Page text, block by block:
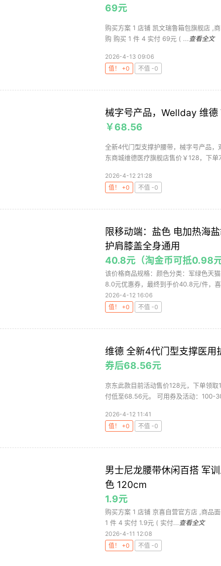
69元
购买方案 1 店铺 凯文瑞鲁箱包旗舰店 ,
购 购买 1 件 4 实付 69元 ( ... 查看全文
2026-4-13 09:06
值！ +0
不值 -0
械字号产品，Wellday 维
￥68.56
全新4代门型支撑护腰带，械字号产品
东商城维德医疗旗舰店售价￥128，下
2026-4-12 21:28
值！ +0
不值 -0
限移动端：盐色 电加热海
护肩膝盖全身通用
40.8元（淘金币可抵0.98
该价格商品规格：颜色分类：军绿色天
8.0元优惠券，最终到手价40.8元/件，
2026-4-12 16:06
值！ +0
不值 -0
维德 全新4代门型支撑医用
券后68.56元
京东此款目前活动售价128元，下单领
付低至68.56元。 可用券及活动：100-
2026-4-12 11:41
值！ +0
不值 -0
男士尼龙腰带休闲百搭 军
色 120cm
1.9元
购买方案 1 店铺 京喜自营官方店 ,商品
1 件 4 实付 1.9元 ( 实付... 查看全文
2026-4-11 12:08
值！ +0
不值 -0